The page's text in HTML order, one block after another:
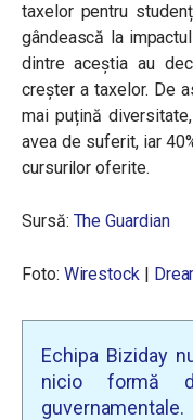
taxelor pentru
gândească la
dintre aceștia au
creșter a taxelor. De
mai puțină
avea de suferit, iar
cursurilor oferite.
Sursă: The Guardian
Foto: Wirestock|
Echipa Biziday
nicio formă